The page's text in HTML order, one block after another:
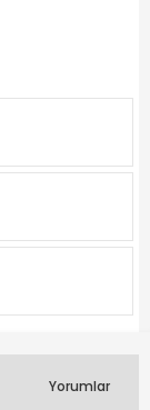
Yorumlar